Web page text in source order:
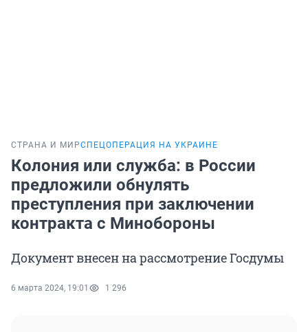
СТРАНА И МИРСПЕЦОПЕРАЦИЯ НА УКРАИНЕ
Колония или служба: в России
предложили обнулять
преступления при заключении
контракта с Минобороны
Документ внесен на рассмотрение Госдумы
6 марта 2024, 19:01 1 296